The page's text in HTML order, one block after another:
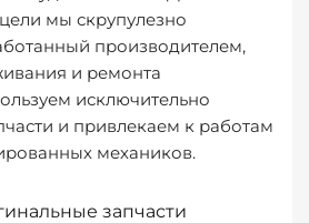
мы скрупулезно
производителем,
и ремонта
исключительно
и привлекаем к работам
механиков.
запчасти